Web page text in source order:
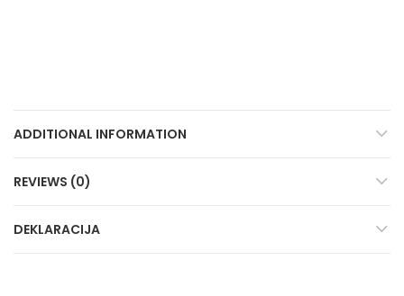
ADDITIONAL INFORMATION
REVIEWS (0)
DEKLARACIJA